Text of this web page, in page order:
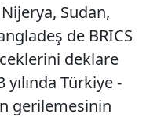
Sudan,
de BRICS
deklare
Türkiye -
gerilemesinin